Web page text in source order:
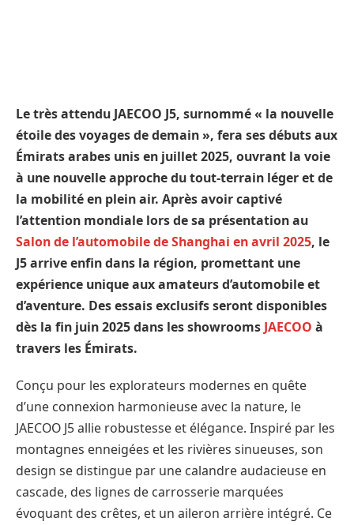
Le très attendu JAECOO J5, surnommé « la nouvelle
étoile des voyages de demain », fera ses débuts aux
Émirats arabes unis en juillet 2025, ouvrant la voie
à une nouvelle approche du tout-terrain léger et de
la mobilité en plein air. Après avoir captivé
l’attention mondiale lors de sa présentation au
Salon de l’automobile de Shanghai en avril 2025, le
J5 arrive enfin dans la région, promettant une
expérience unique aux amateurs d’automobile et
d’aventure. Des essais exclusifs seront disponibles
dès la fin juin 2025 dans les showrooms JAECOO à
travers les Émirats.
Conçu pour les explorateurs modernes en quête
d’une connexion harmonieuse avec la nature, le
JAECOO J5 allie robustesse et élégance. Inspiré par les
montagnes enneigées et les rivières sinueuses, son
design se distingue par une calandre audacieuse en
cascade, des lignes de carrosserie marquées
évoquant des crêtes, et un aileron arrière intégré. Ce